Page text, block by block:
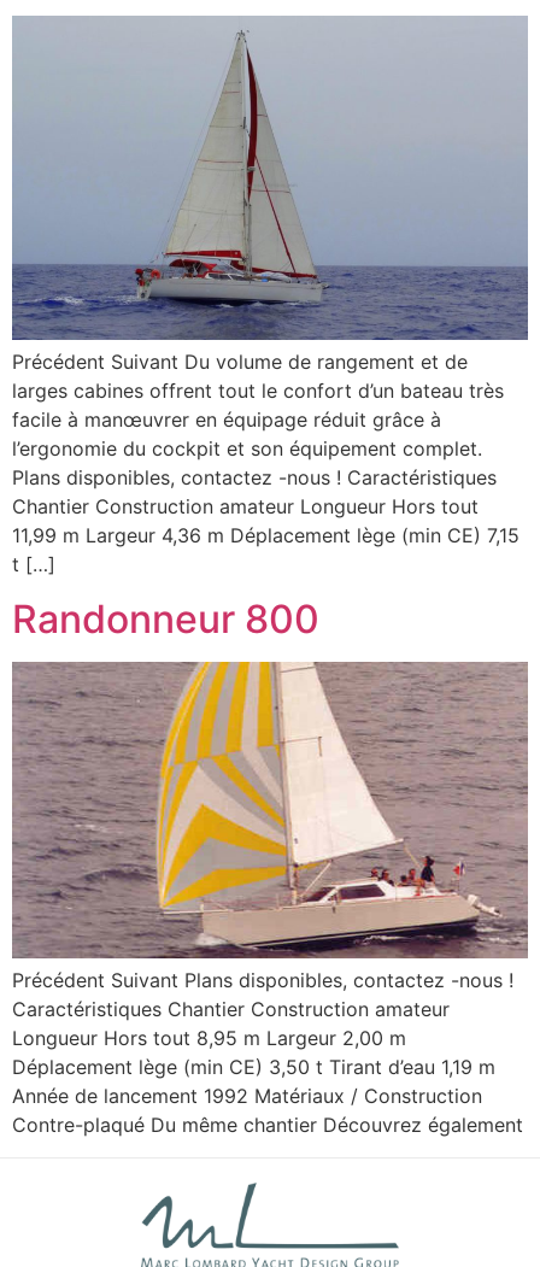
Précédent Suivant Du volume de rangement et de
larges cabines offrent tout le confort d’un bateau très
facile à manœuvrer en équipage réduit grâce à
l’ergonomie du cockpit et son équipement complet.
Plans disponibles, contactez -nous ! Caractéristiques
Chantier Construction amateur Longueur Hors tout
11,99 m Largeur 4,36 m Déplacement lège (min CE) 7,15
t […]
Randonneur 800
Précédent Suivant Plans disponibles, contactez -nous !
Caractéristiques Chantier Construction amateur
Longueur Hors tout 8,95 m Largeur 2,00 m
Déplacement lège (min CE) 3,50 t Tirant d’eau 1,19 m
Année de lancement 1992 Matériaux / Construction
Contre-plaqué Du même chantier Découvrez également